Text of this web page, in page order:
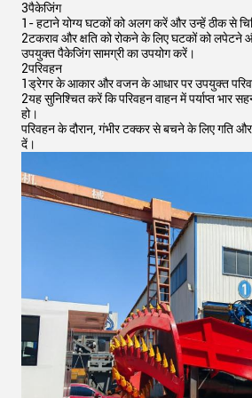
3पैकेजिंग
1- हटाने योग्य घटकों को अलग करें और उन्हें ठीक से
2टकराव और क्षति को रोकने के लिए घटकों को लपेटने
उपयुक्त पैकेजिंग सामग्री का उपयोग करें।
2परिवहन
1ड्रेगर के आकार और वजन के आधार पर उपयुक्त
2यह सुनिश्चित करें कि परिवहन वाहन में पर्याप्त भार
हो।
परिवहन के दौरान, गंभीर टक्कर से बचने के लिए गति और
दें।